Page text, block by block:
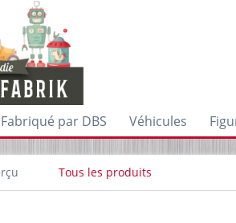
Fabriqué par DBS Véhicules
Tous les produits